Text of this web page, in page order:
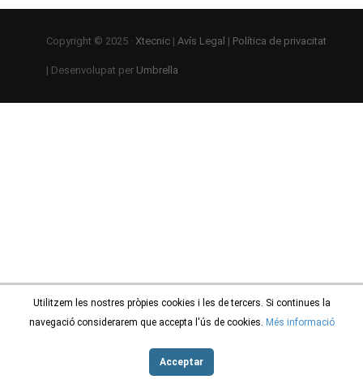
Copyright © 2025 · Xtecnic | Avís Legal | Política de privacitat
| Desenvolupat per Umbrella
Utilitzem les nostres pròpies cookies i les de tercers. Si continues la
navegació considerarem que accepta l'ús de cookies. Més informació
Acceptar